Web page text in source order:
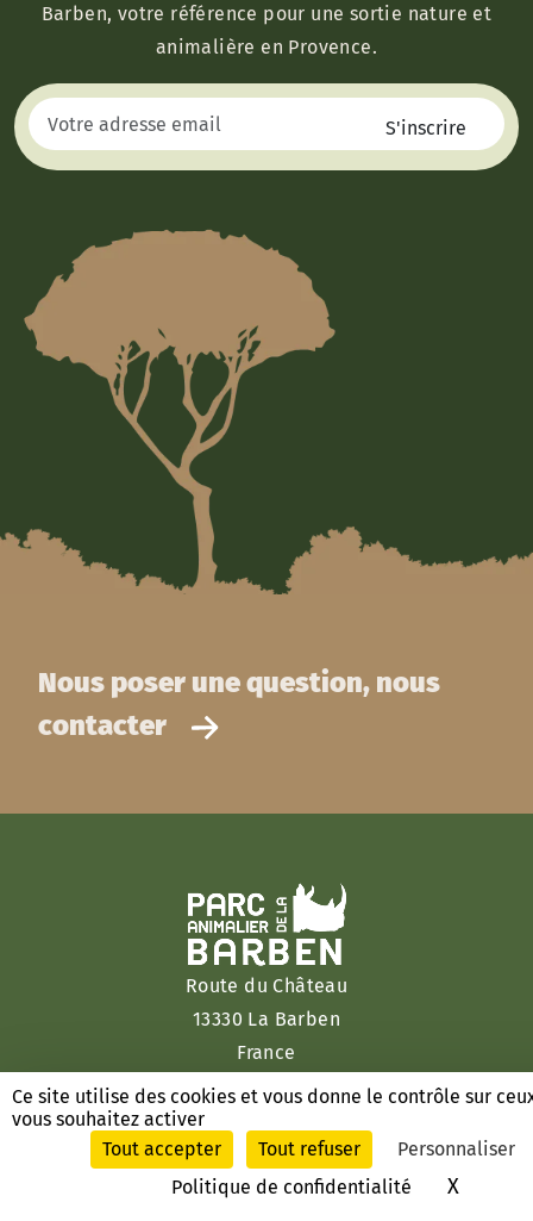
Ce site utilise des cookies et vous donne le contrôle sur
vous souhaitez activer
Tout accepter
Tout refuser
Personnaliser
Politique de confidentialité
X
Barben, votre référence pour une sortie nature et
animalière en Provence.
Nous poser une question, nous
contacter
Route du Château
13330 La Barben
France
T. +33 (0)4 90 55 19 12
Venir